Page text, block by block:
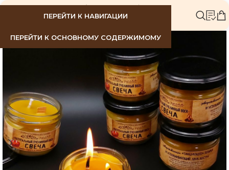
ПЕРЕЙТИ К НАВИГАЦИИ
ПЕРЕЙТИ К ОСНОВНОМУ СОДЕРЖИМОМУ